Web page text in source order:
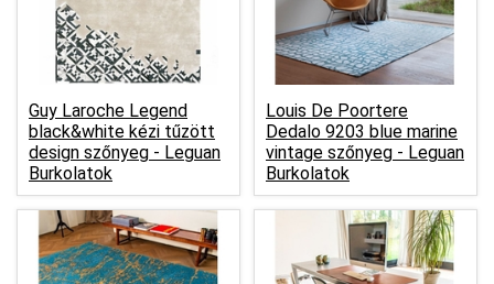
Guy Laroche Legend
black&white kézi tűzött
design szőnyeg - Leguan
Burkolatok
Louis De Poortere
Dedalo 9203 blue marine
vintage szőnyeg - Leguan
Burkolatok